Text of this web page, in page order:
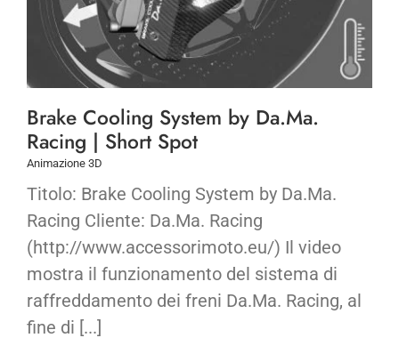
Brake Cooling System by Da.Ma.
Racing | Short Spot
Animazione 3D
Titolo: Brake Cooling System by Da.Ma.
Racing Cliente: Da.Ma. Racing
(http://www.accessorimoto.eu/) Il video
mostra il funzionamento del sistema di
raffreddamento dei freni Da.Ma. Racing, al
fine di [...]